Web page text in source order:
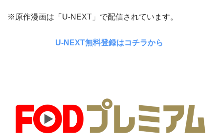
※原作漫画は「U-NEXT」で配信されています。
U-NEXT無料登録はコチラから